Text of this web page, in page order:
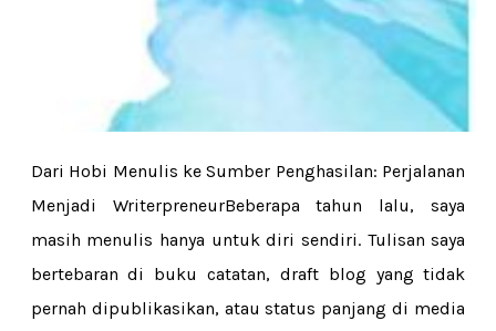
Dari Hobi Menulis ke Sumber Penghasilan: Perjalanan
Menjadi WriterpreneurBeberapa tahun lalu, saya
masih menulis hanya untuk diri sendiri. Tulisan saya
bertebaran di buku catatan, draft blog yang tidak
pernah dipublikasikan, atau status panjang di media